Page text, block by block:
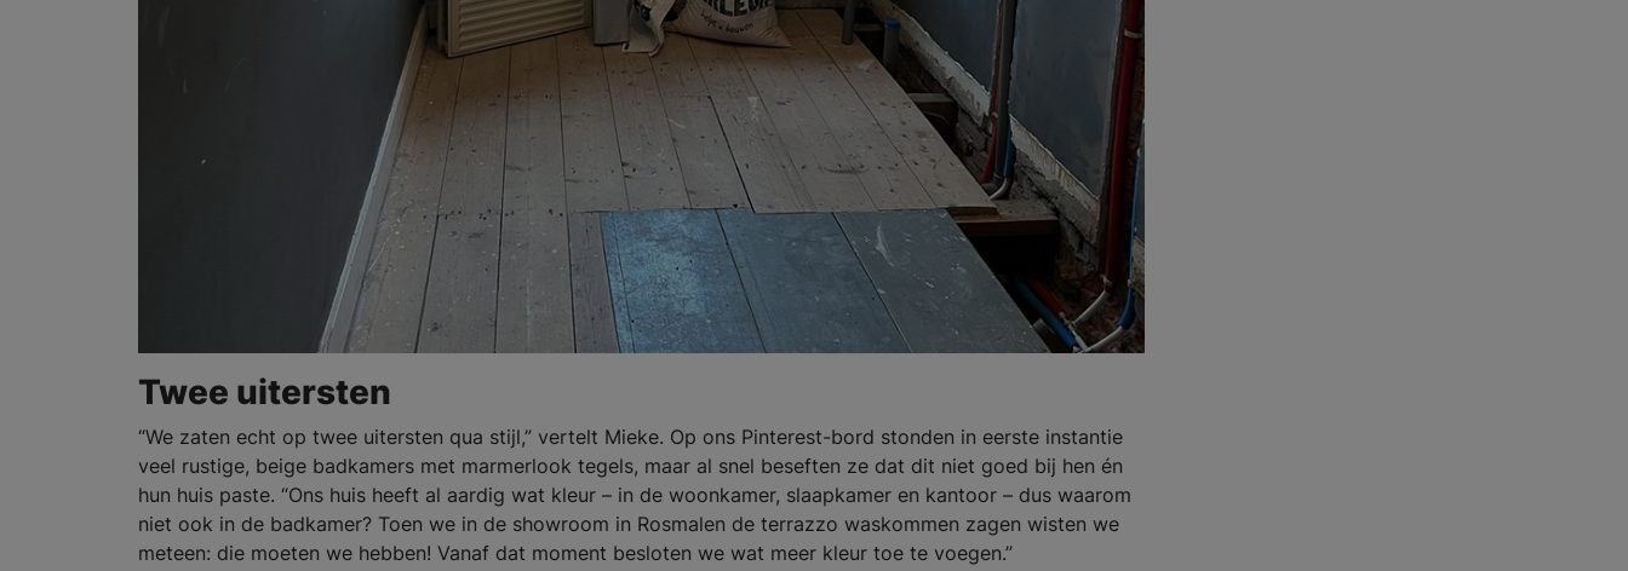
Twee uitersten
“We zaten echt op twee uitersten qua stijl,” vertelt Mieke. Op ons Pinterest-bord stonden in eerste instantie
veel rustige, beige badkamers met marmerlook tegels, maar al snel beseften ze dat dit niet goed bij hen én
hun huis paste. “Ons huis heeft al aardig wat kleur – in de woonkamer, slaapkamer en kantoor – dus waarom
niet ook in de badkamer? Toen we in de showroom in Rosmalen de terrazzo waskommen zagen wisten we
meteen: die moeten we hebben! Vanaf dat moment besloten we wat meer kleur toe te voegen.”